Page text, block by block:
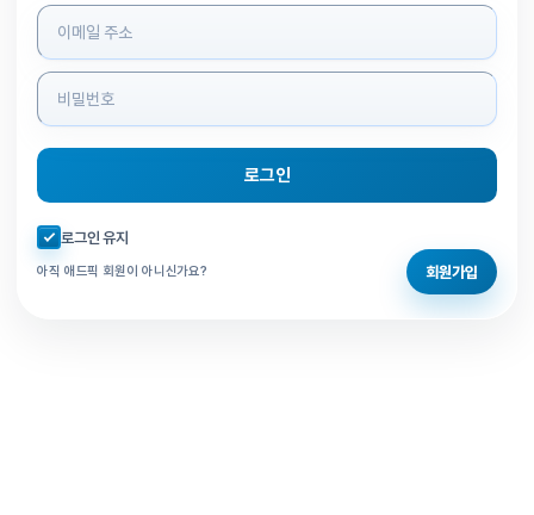
로그인 정보 입력
로그인
자동로그인 체크
로그인 유지
아직 애드픽 회원이 아니신가요? 회원가입